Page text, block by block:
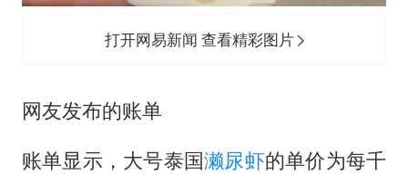
打开网易新闻 查看精彩图片
网友发布的账单
账单显示，大号泰国濑尿虾的单价为每千